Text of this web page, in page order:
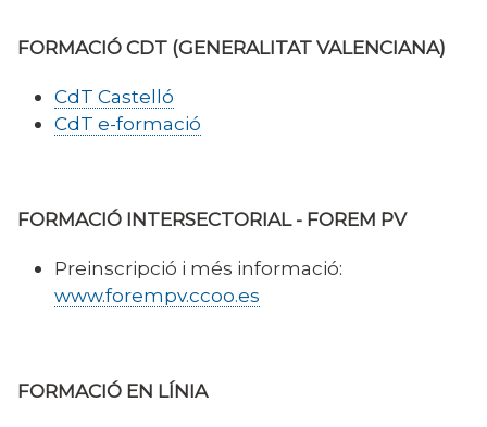
FORMACIÓ CDT (GENERALITAT VALENCIANA)
CdT Castelló
CdT e-formació
FORMACIÓ INTERSECTORIAL - FOREM PV
Preinscripció i més informació:
www.forempv.ccoo.es
FORMACIÓ EN LÍNIA